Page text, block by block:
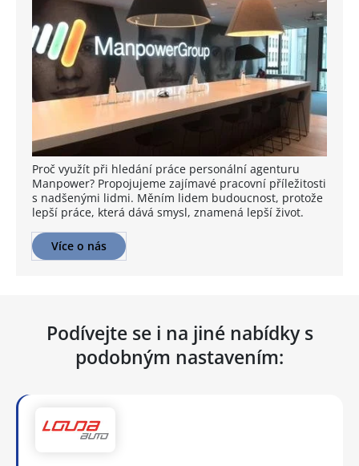
Proč využít při hledání práce personální agenturu
Manpower? Propojujeme zajímavé pracovní příležitosti
s nadšenými lidmi. Měním lidem budoucnost, protože
lepší práce, která dává smysl, znamená lepší život.
Více o nás
Podívejte se i na jiné nabídky s
podobným nastavením: